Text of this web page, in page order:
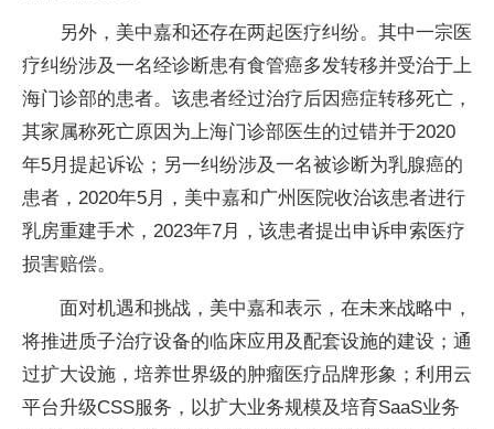
另外，美中嘉和还存在两起医疗纠纷。其中一宗医
疗纠纷涉及一名经诊断患有食管癌多发转移并受治于上
海门诊部的患者。该患者经过治疗后因癌症转移死亡，
其家属称死亡原因为上海门诊部医生的过错并于2020
年5月提起诉讼；另一纠纷涉及一名被诊断为乳腺癌的
患者，2020年5月，美中嘉和广州医院收治该患者进行
乳房重建手术，2023年7月，该患者提出申诉申索医疗
损害赔偿。
面对机遇和挑战，美中嘉和表示，在未来战略中，
将推进质子治疗设备的临床应用及配套设施的建设；通
过扩大设施，培养世界级的肿瘤医疗品牌形象；利用云
平台升级CSS服务，以扩大业务规模及培育SaaS业务